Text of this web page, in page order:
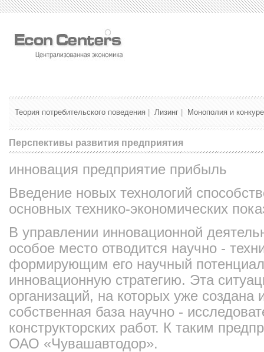
Теория потребительского поведения Лизинг Монополия и
Перспективы развития предприятия
инновация предприятие прибыль
Введение новых технологий
основных технико-экономических
В управлении инновационной
особое место отводится научно -
формирующим его научный
инновационную стратегию. Эта
организаций, на которых уже создана
собственная база научно -
конструкторских работ. К таким
ОАО «Чувашавтодор».